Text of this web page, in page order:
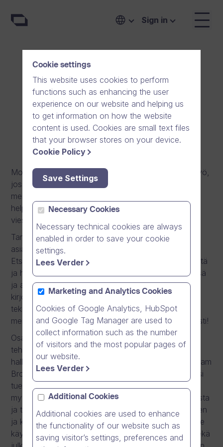
Sign in
Account Executive
Espoo, Finland Full-time
Motivoiko sinua merkityksellinen myynti- ja asiakastyö,
jossa pääset aidosti vaikuttamaan organisaatioiden
menestymiseen Suomessa tuotettujen
helppokäyttöisten, laadukkaiden ja tietoturvallisten
viestintäratkaisujen avulla?
Tarjoamme erinomaisia uramahdollisuuksia
asiakkuudenhallinnasta kiinnostuneille henkilöille.
Etsimme henkilöitä, joilla on jo taustaa B2B-myynnistä
ja haluavat edelleen kehittyä laaja-alaisesti myynnissä
ja asiakastyössä. Nyt sinulla on mahdollisuus päästä
kirjoittamaan historiaa suomalaisen
teknologiainnovaation matkalle kohti globaalia
menestystä, joten hae avoimia tehtäviämme rohkeasti!
Osana myynti- ja asiakkuudenhallintayksikköämme
tehtävänäsi on henkilökohtainen suoramyynti ja
hallitset omaa asiakasportfoliotasi, joka koostuu Dream
Brokerin suomalaisista asiakasorganisaatioista. Tiimisi
tuella sinulla on täysi omistajuus koko
myyntiprosessista – alkaen asiakkaiden kontaktoinnista
ja tapaamisten sopimisesta aina tarjousten laatimiseen
ja kauppojen tekemiseen sekä viestintäratkaisujemme
käyttöönottoon. Työskentelet päivittäin yksityisen sekä
Cookie settings
This website uses cookies to perform
functions such as enhancing the user
experience on our website and helping us
to get information on how the website
content is used. Cookies are small text files
that your browser stores on your device.
Cookie Policy
Save Settings
Necessary Cookies
Necessary technical cookies are always
enabled in order to save your cookie
settings.
Lees Verder
Marketing and Analytics Cookies
Cookies of Google Analytics, HubSpot
and Google Tag Manager are used to
collect information such as the number
of visitors and the most popular pages of
our website.
Lees Verder
Additional Cookies
Additional cookies are used to enhance
the functionality of our website such as
saving visitor’s settings, preferences and